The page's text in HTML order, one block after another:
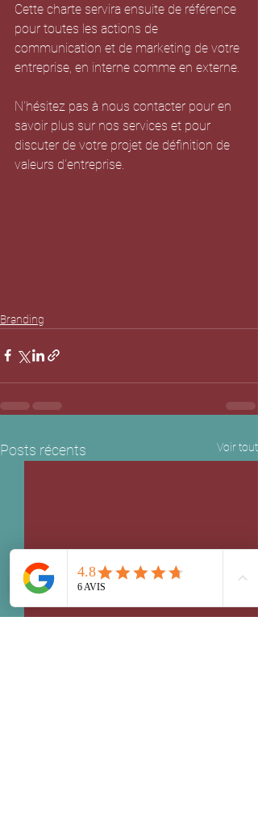
Cette charte servira ensuite de référence
pour toutes les actions de
communication et de marketing de votre
entreprise, en interne comme en externe.
N'hésitez pas à nous contacter pour en
savoir plus sur nos services et pour
discuter de votre projet de définition de
valeurs d'entreprise.
Branding
Posts récents Voir tout